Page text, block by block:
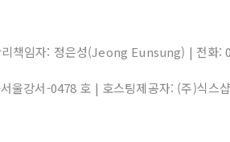
책임자: 정은성(Jeong Eunsung) | 전
울강서-0478 호 | 호스팅제공자: (주)식스샵